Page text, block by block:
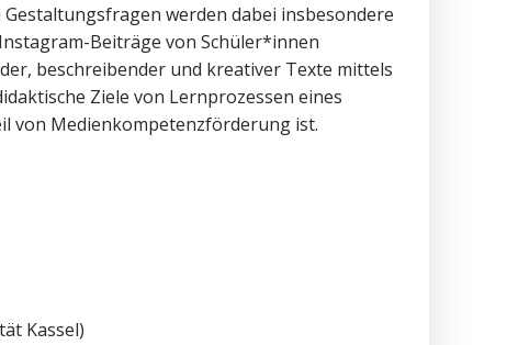
werden dabei insbesondere
Beiträge von Schüler*innen
beschreibender und kreativer Texte mittels
Ziele von Lernprozessen eines
von Medienkompetenzförderung ist.
Kassel)